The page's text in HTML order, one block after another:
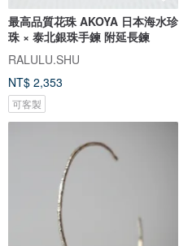
最高品質花珠 AKOYA 日本海水珍
珠 × 泰北銀珠手鍊 附延長鍊
RALULU.SHU
NT$ 2,353
可客製